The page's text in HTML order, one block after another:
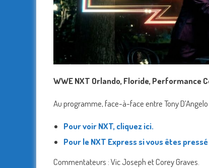
WWE NXT Orlando, Floride, Performance
Au programme, face-à-face entre Tony
Pour voir NXT, cliquez ici.
Pour le NXT Express si vous êtes pressé
Commentateurs : Vic Joseph et Corey Graves.